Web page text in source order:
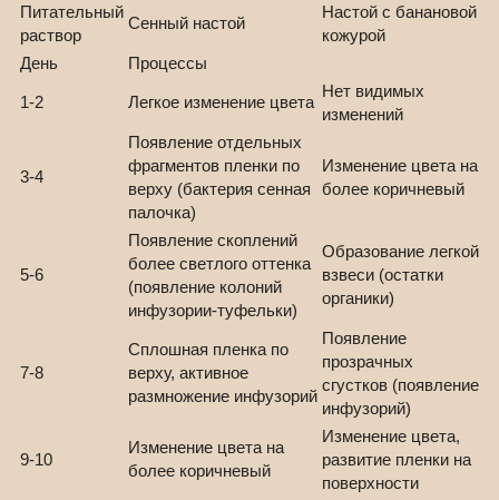
Питательный
раствор
Сенный настой
Настой с банановой
кожурой
День
Процессы
1-2 Легкое изменение цвета
Нет видимых
изменений
3-4
Появление отдельных
фрагментов пленки по
верху (бактерия сенная
палочка)
Изменение цвета на
более коричневый
5-6
Появление скоплений
более светлого оттенка
(появление колоний
инфузории-туфельки)
Образование легкой
взвеси (остатки
органики)
7-8
Сплошная пленка по
верху, активное
размножение инфузорий
Появление
прозрачных
сгустков (появление
инфузорий)
9-10
Изменение цвета на
более коричневый
Изменение цвета,
развитие пленки на
поверхности